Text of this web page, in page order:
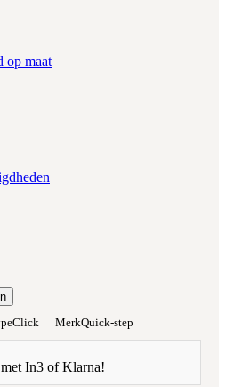
op maat
Click MerkQuick-step
In3 of Klarna!